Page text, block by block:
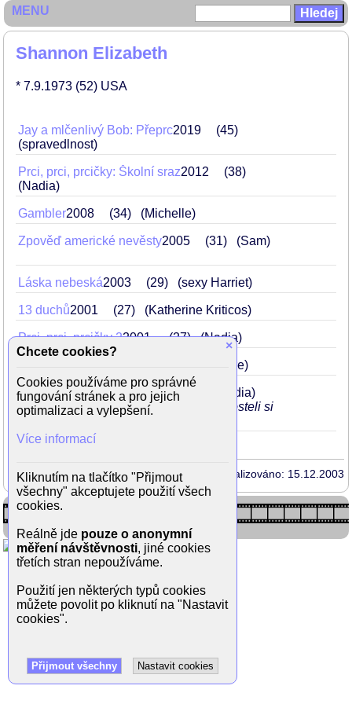
Shannon Elizabeth
* 7.9.1973 (52) USA
Jay a mlčenlivý Bob: Přeprc2019
45
(spravedlnost)
Prci, prci, prcičky: Školní sraz2012
38
(Nadia)
Gambler2008 34 (Michelle)
Zpověď americké nevěsty2005 31 (Sam)
Láska nebeská2003 29 (sexy Harriet)
13 duchů2001 27 (Katherine Kriticos)
Prci, prci, prcičky 22001 . 27 (Nadia)
(Buffy Gilmore)
Prci, prci, prcičky1999 Lots
(Nadia)
svlékne se do kalhotek a v sedě na posteli si
to v kalhotkách dělá rukou
Aktualizováno: 15.12.2003
MENU
×
Chcete cookies?
Cookies používáme pro správné
fungování stránek a pro jejich
optimalizaci a vylepšení.
Více informací
Kliknutím na tlačítko "Přijmout
všechny" akceptujete použití všech
cookies.
Reálně jde pouze o anonymní
měření návštěvnosti, jiné cookies
třetích stran nepoužíváme.
Použití jen některých typů cookies
můžete povolit po kliknutí na "Nastavit
cookies".
Přijmout všechny Nastavit cookies